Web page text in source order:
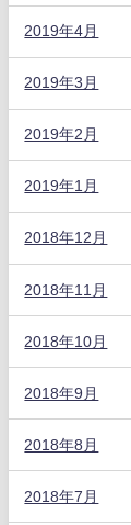
2019年4月
2019年3月
2019年2月
2019年1月
2018年12月
2018年11月
2018年10月
2018年9月
2018年8月
2018年7月